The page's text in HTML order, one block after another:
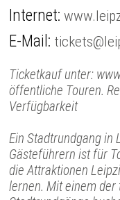
Internet:
E-Mail:
Ticketkauf unter:
öffentliche Touren.
Verfügbarkeit
Ein Stadtrundgang in
Gästeführern ist für
die Attraktionen
lernen. Mit einem